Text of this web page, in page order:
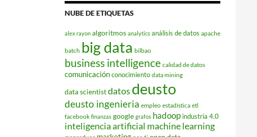
NUBE DE ETIQUETAS
alex rayon algoritmos analytics análisis de datos apache
batch big data bilbao
business intelligence calidad de datos
comunicaciónconocimiento data mining
data scientistdatos deusto
deusto ingenieria empleo estadística etl
facebook finanzas google grafos hadoop industria 4.0
inteligencia artificial machine learning